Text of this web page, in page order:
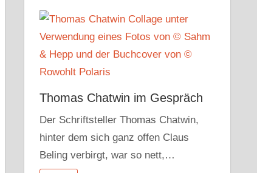
Thomas Chatwin im Gespräch
Der Schriftsteller Thomas Chatwin,
hinter dem sich ganz offen Claus
Beling verbirgt, war so nett,…